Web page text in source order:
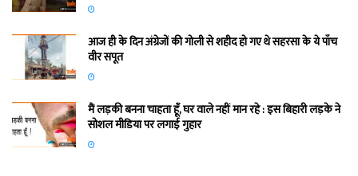
आज ही के दिन अंग्रेजों की गोली से शहीद हो गए थे सहरसा के ये पाँच
वीर सपूत
मैं लड़की बनना चाहता हूँ, घर वाले नहीं मान रहे : इस बिहारी लड़के ने
सोशल मीडिया पर लगाई गुहार